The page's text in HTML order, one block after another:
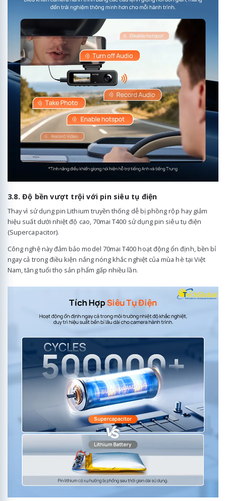
3.8. Độ bền vượt trội với pin siêu tụ điện
Thay vì sử dụng pin Lithium truyền thống dễ bị phồng rộp hay giảm
hiệu suất dưới nhiệt độ cao, 70mai T400 sử dụng pin siêu tụ điện
(Supercapacitor).
Công nghệ này đảm bảo model 70mai T400 hoạt động ổn định, bền bỉ
ngay cả trong điều kiện nắng nóng khắc nghiệt của mùa hè tại Việt
Nam, tăng tuổi thọ sản phẩm gấp nhiều lần.